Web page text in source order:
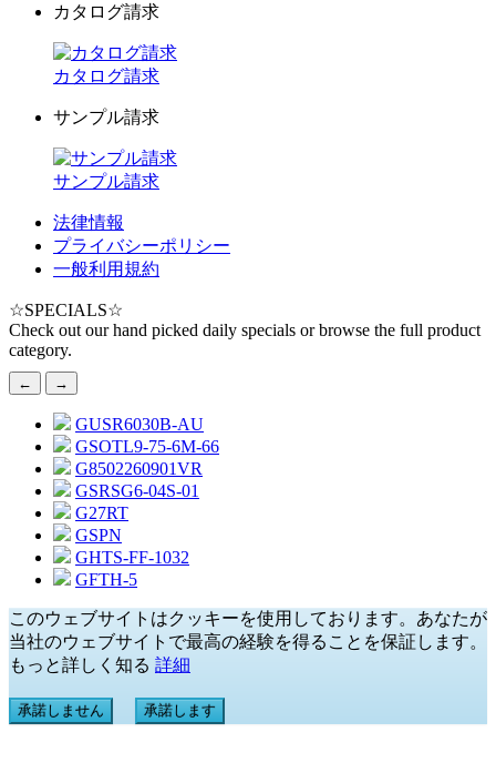
カタログ請求
カタログ請求
サンプル請求
サンプル請求
法律情報
プライバシーポリシー
一般利用規約
☆SPECIALS☆
Check out our hand picked daily specials or browse the full product
category.
← →
GUSR6030B-AU
GSOTL9-75-6M-66
G8502260901VR
GSRSG6-04S-01
G27RT
GSPN
GHTS-FF-1032
GFTH-5
このウェブサイトはクッキーを使用しております。あなたが
当社のウェブサイトで最高の経験を得ることを保証します。
もっと詳しく知る 詳細
承諾しません 承諾します